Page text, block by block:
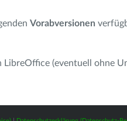
Vorabversionen
LibreOffice (eventuell ohne